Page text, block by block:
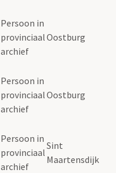
Persoon in
provinciaal
archief
Oostburg
Persoon in
provinciaal
archief
Oostburg
Persoon in
provinciaal
archief
Sint
Maartensdijk